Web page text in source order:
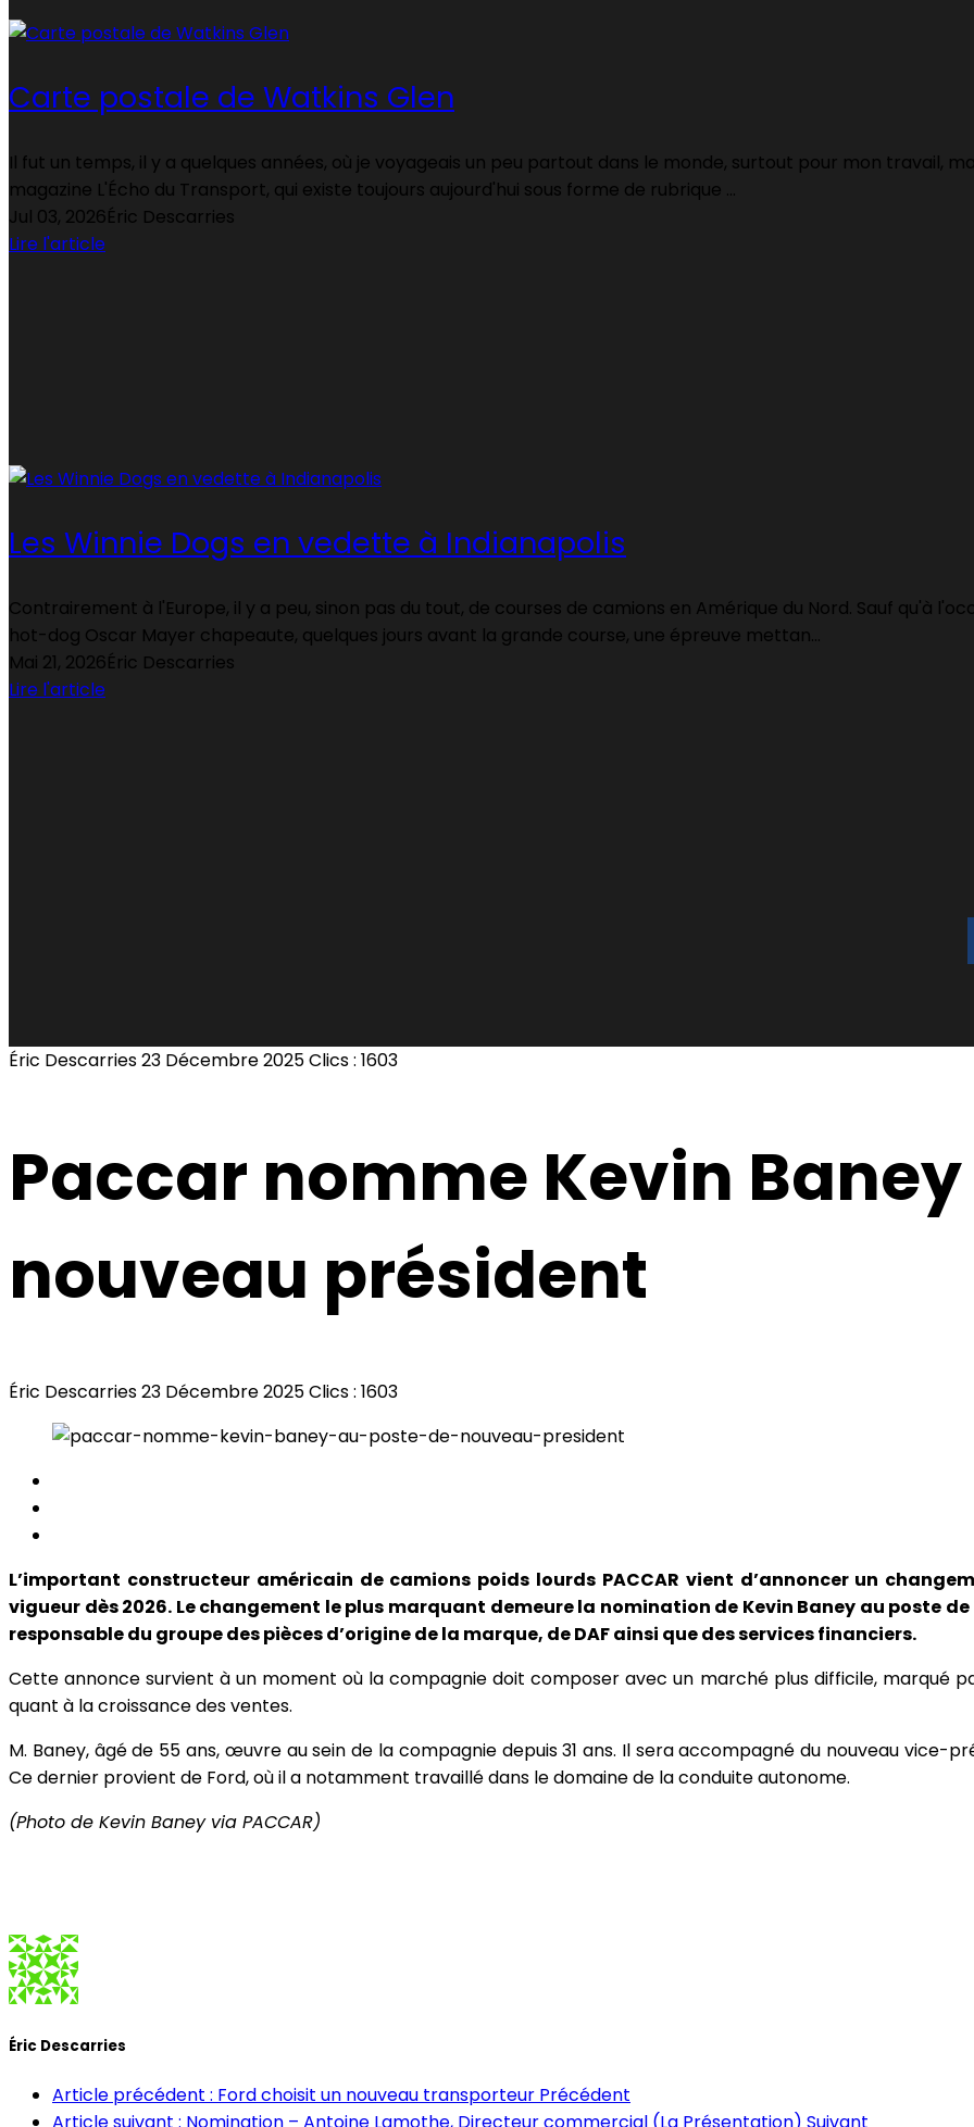
Carte postale de Watkins Glen
Il fut un temps, il y a quelques années, où je voyageais un peu partout dans le monde, surtout pour mon travail,
magazine L'Écho du Transport, qui existe toujours aujourd'hui sous forme de rubrique ...
Jul 03, 2026Éric Descarries
Lire l'article
Les Winnie Dogs en vedette à Indianapolis
Contrairement à l'Europe, il y a peu, sinon pas du tout, de courses de camions en Amérique du Nord. Sauf qu'à
hot-dog Oscar Mayer chapeaute, quelques jours avant la grande course, une épreuve mettan...
Mai 21, 2026Éric Descarries
Lire l'article
Éric Descarries23 Décembre 2025Clics : 1603
Paccar nomme Kevin
nouveau président
Éric Descarries23 Décembre 2025Clics : 1603
L’important constructeur américain de camions poids lourds PACCAR vient d’annoncer un
vigueur dès 2026. Le changement le plus marquant demeure la nomination de Kevin Baney au poste
responsable du groupe des pièces d’origine de la marque, de DAF ainsi que des services financiers.
Cette annonce survient à un moment où la compagnie doit composer avec un marché plus difficile, marqué
quant à la croissance des ventes.
M. Baney, âgé de 55 ans, œuvre au sein de la compagnie depuis 31 ans. Il sera accompagné du nouveau vice-
Ce dernier provient de Ford, où il a notamment travaillé dans le domaine de la conduite autonome.
(Photo de Kevin Baney via PACCAR)
Éric Descarries
Article précédent : Ford choisit un nouveau transporteur Précédent